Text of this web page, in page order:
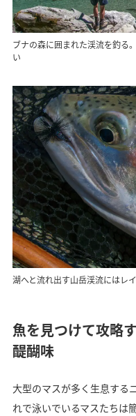
ブナの森に囲まれた渓流を釣る
い
湖へと流れ出す山岳渓流にはレ
魚を見つけて攻略
醍醐味
大型のマスが多く生息する
れで泳いでいるマスたちは